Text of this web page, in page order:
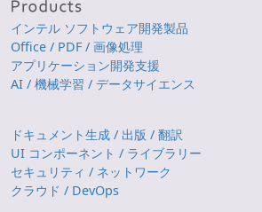
インテル ソフトウェア開発製品
Office / PDF / 画像処理
アプリケーション開発支援
AI / 機械学習 / データサイエンス
ドキュメント生成 / 出版 / 翻訳
UI コンポーネント / ライブラリー
セキュリティ / ネットワーク
クラウド / DevOps